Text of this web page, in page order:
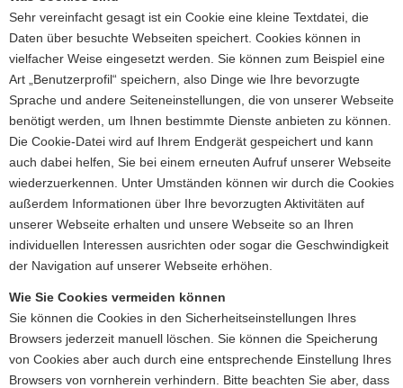
Sehr vereinfacht gesagt ist ein Cookie eine kleine Textdatei, die
Daten über besuchte Webseiten speichert. Cookies können in
vielfacher Weise eingesetzt werden. Sie können zum Beispiel eine
Art „Benutzerprofil“ speichern, also Dinge wie Ihre bevorzugte
Sprache und andere Seiteneinstellungen, die von unserer Webseite
benötigt werden, um Ihnen bestimmte Dienste anbieten zu können.
Die Cookie-Datei wird auf Ihrem Endgerät gespeichert und kann
auch dabei helfen, Sie bei einem erneuten Aufruf unserer Webseite
wiederzuerkennen. Unter Umständen können wir durch die Cookies
außerdem Informationen über Ihre bevorzugten Aktivitäten auf
unserer Webseite erhalten und unsere Webseite so an Ihren
individuellen Interessen ausrichten oder sogar die Geschwindigkeit
der Navigation auf unserer Webseite erhöhen.
Wie Sie Cookies vermeiden können
Sie können die Cookies in den Sicherheitseinstellungen Ihres
Browsers jederzeit manuell löschen. Sie können die Speicherung
von Cookies aber auch durch eine entsprechende Einstellung Ihres
Browsers von vornherein verhindern. Bitte beachten Sie aber, dass